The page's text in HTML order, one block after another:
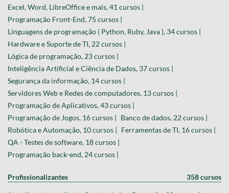
Excel, Word, LibreOffice e mais, 41 cursos |
Programação Front-End, 75 cursos |
Linguagens de programação ( Python, Ruby, Java ), 34 cursos |
Hardware e Suporte de TI, 22 cursos |
Lógica de programação, 23 cursos |
Inteligência Artificial e Ciência de Dados, 37 cursos |
Segurança da informação, 14 cursos |
Servidores Web e Redes de computadores, 13 cursos |
Programação de Aplicativos, 43 cursos |
Programação de Jogos, 16 cursos |
Banco de dados, 22 cursos |
Robótica e Automação, 10 cursos |
Ferramentas de TI, 16 cursos |
QA - Testes de software, 18 cursos |
Programação back-end, 24 cursos |
Profissionalizantes 358 cursos